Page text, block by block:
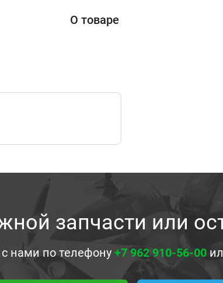
О товаре
запчасти или
нами по телефону +7 962 910-56-00